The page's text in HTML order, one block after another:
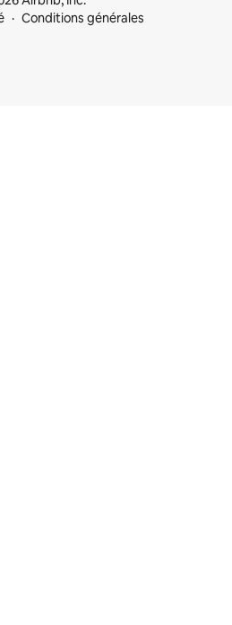
Conditions générales